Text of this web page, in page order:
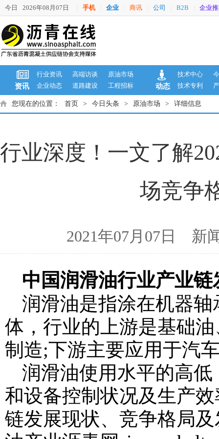
今日 2026年08月07日 手机 企业 商讯 公司 B2B 企业
资讯
行业资讯 高端访谈
原油市场
企业动态
道路建设 工程招标 动态
技术中心
技术专利
您现在的位置： 首页 > 今日头条 > 原油市场 > 详细信息
行业深度！一文了解
场竞争
2021年07月07日 新
中国润滑油行业产业
润滑油是指涂在机器
体，行业的上游是基础
制造;下游主要应用于汽
润滑油使用水平的高
和设备控制状况及生产
链发展现状、竞争格局